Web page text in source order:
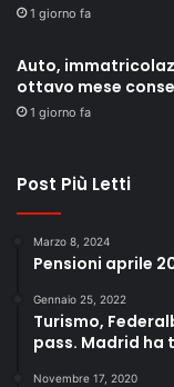
1 giorno fa
Auto,
ottavo mese
1 giorno fa
Post Più Letti
Marzo 8, 2024
Pensioni aprile
Gennaio 25, 2022
Turismo,
pass. Madrid ha
Novembre 17, 2020